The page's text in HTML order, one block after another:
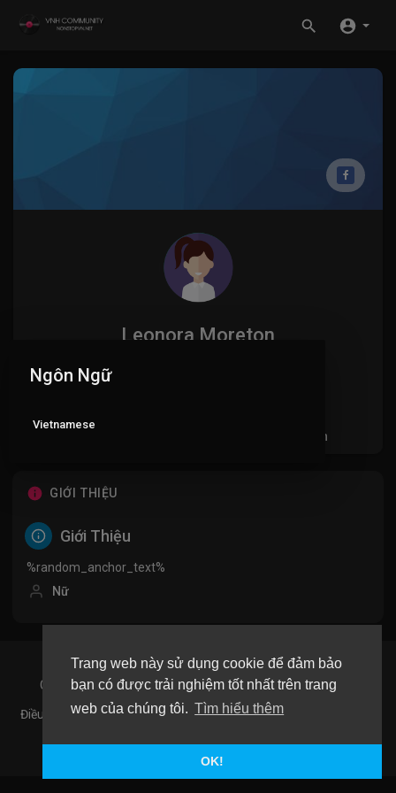
Trang web này sử dụng cookie để đảm bảo
bạn có được trải nghiệm tốt nhất trên trang
web của chúng tôi. Tìm hiểu thêm
OK!
Leonora Moreton
Video đã thích
GIỚI THIỆU
Giới Thiệu
%random_anchor_text%
Nữ
Copyright © 2026 Mee Media CO,. LTD. All rights reserved.
Điều khoản sử dụng Chính sách bảo mật Giới Thiệu
Ngôn Ngữ
Vietnamese